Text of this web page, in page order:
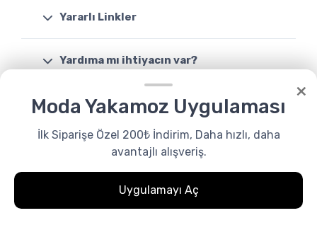
×
Moda Yakamoz Uygulaması
İlk Siparişe Özel 200₺ İndirim, Daha hızlı, daha
avantajlı alışveriş.
Uygulamayı Aç
Yararlı Linkler
Yardıma mı ihtiyacın var?
Destek 08503088046
Whatsapp Favoriler Menu 0.00₺